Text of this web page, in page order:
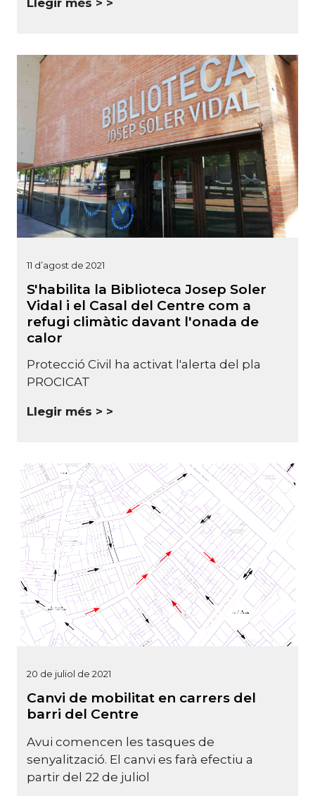
Llegir més >
11 d’agost de 2021
S'habilita la Biblioteca Josep Soler
Vidal i el Casal del Centre com a
refugi climàtic davant l'onada de
calor
Protecció Civil ha activat l'alerta del pla
PROCICAT
Llegir més >
20 de juliol de 2021
Canvi de mobilitat en carrers del
barri del Centre
Avui comencen les tasques de
senyalització. El canvi es farà efectiu a
partir del 22 de juliol